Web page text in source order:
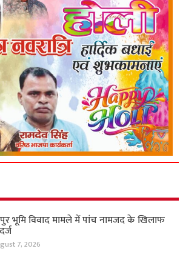
भूमि विवाद मामले में पांच नामजद के खिलाफ
7, 2026